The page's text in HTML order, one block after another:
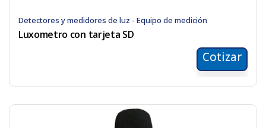
Detectores y medidores de luz - Equipo de medición
Luxometro con tarjeta SD
Cotizar